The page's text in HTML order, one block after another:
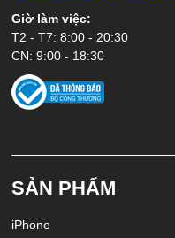
Giờ làm việc:
T2 - T7: 8:00 - 20:30
CN: 9:00 - 18:30
SẢN PHẨM
iPhone